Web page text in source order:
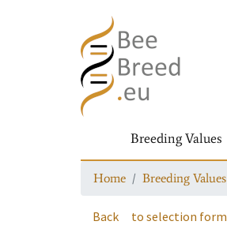
Breeding Values
Home Breeding Values
Back to selection form